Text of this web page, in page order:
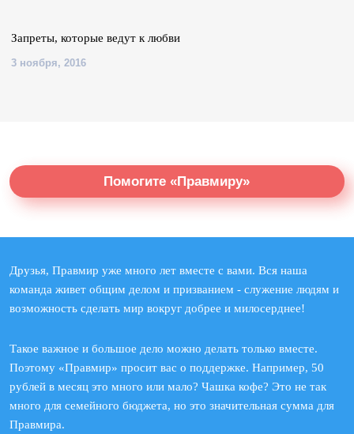
Запреты, которые ведут к любви
3 ноября, 2016
Помогите «Правмиру»
Друзья, Правмир уже много лет вместе с вами. Вся наша
команда живет общим делом и призванием - служение людям и
возможность сделать мир вокруг добрее и милосерднее!
Такое важное и большое дело можно делать только вместе.
Поэтому «Правмир» просит вас о поддержке. Например, 50
рублей в месяц это много или мало? Чашка кофе? Это не так
много для семейного бюджета, но это значительная сумма для
Правмира.